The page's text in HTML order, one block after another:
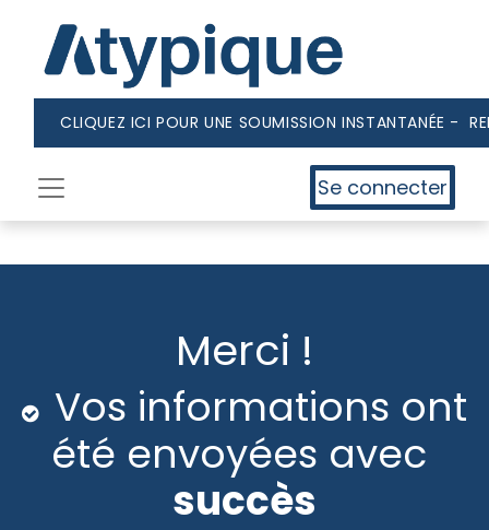
CLIQUEZ ICI POUR UNE SOUMISSION INSTANTANÉE -
Se connecter
Merci !
Vos informations ont
été envoyées avec
succès